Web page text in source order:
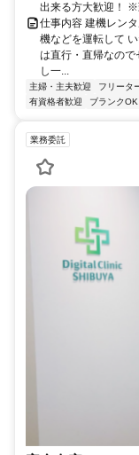
出来る方大歓迎！
仕事内容 建機レン
機などを運転して
は直行・直帰なので
し一...
主婦・主夫歓迎 フリータ
有資格者歓迎
ブランクOK
業務委託